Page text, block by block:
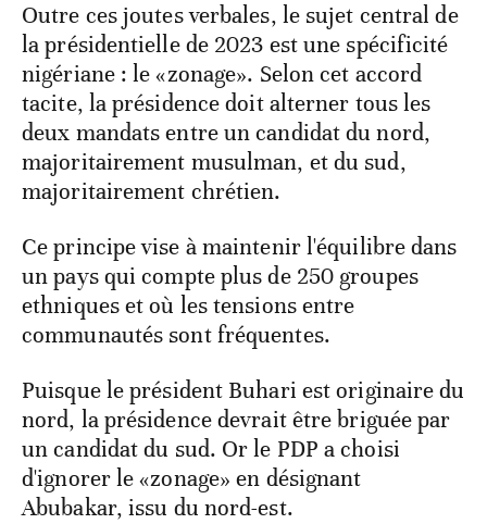
Outre ces joutes verbales, le sujet central de
la présidentielle de 2023 est une spécificité
nigériane : le «zonage». Selon cet accord
tacite, la présidence doit alterner tous les
deux mandats entre un candidat du nord,
majoritairement musulman, et du sud,
majoritairement chrétien.
Ce principe vise à maintenir l'équilibre dans
un pays qui compte plus de 250 groupes
ethniques et où les tensions entre
communautés sont fréquentes.
Puisque le président Buhari est originaire du
nord, la présidence devrait être briguée par
un candidat du sud. Or le PDP a choisi
d'ignorer le «zonage» en désignant
Abubakar, issu du nord-est.